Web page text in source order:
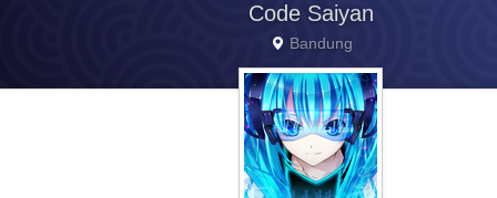
Code Saiyan
Bandung